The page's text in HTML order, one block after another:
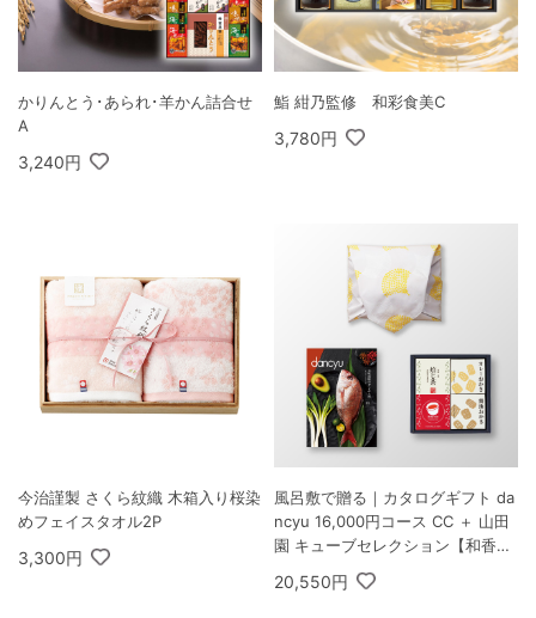
かりんとう･あられ･羊かん詰合せ
A
3,240円
鮨 紺乃監修 和彩食美C
3,780円
今治謹製 さくら紋織 木箱入り桜染
めフェイスタオル2P
3,300円
風呂敷で贈る｜カタログギフト da
ncyu 16,000円コース CC ＋ 山田
園 キューブセレクション【和香房
の詰合せ】B
20,550円